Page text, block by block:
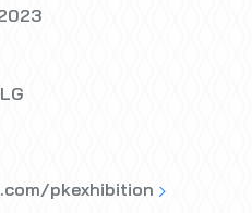
pkexhibition